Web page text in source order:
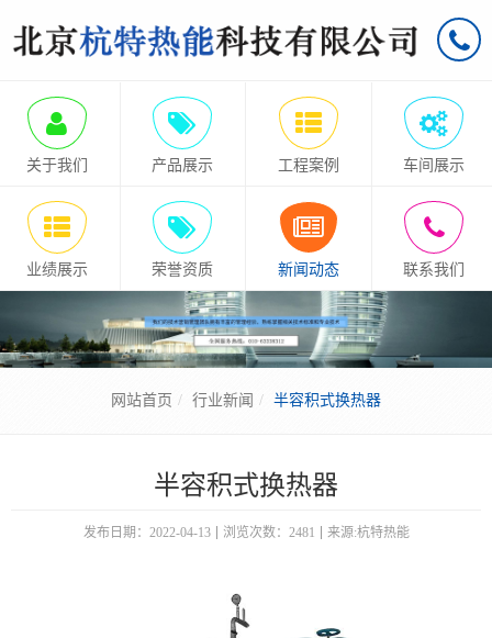
关于我们 产品展示 工程案例 车间展示
业绩展示 荣誉资质 新闻动态 联系我们
网站首页 行业新闻 半容积式换热器
半容积式换热器
发布日期：2022-04-13 浏览次数：2481 来源:杭特热能